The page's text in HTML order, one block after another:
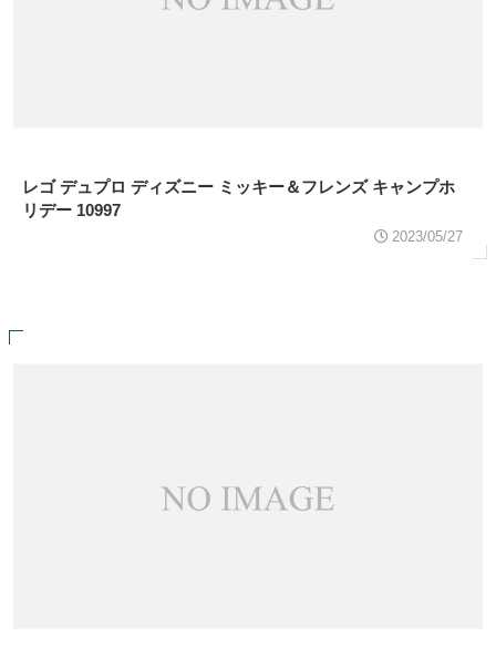
レゴ デュプロ ディズニー ミッキー＆フレンズ キャンプホ
リデー 10997
2023/05/27